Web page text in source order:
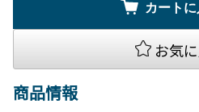
カート
お気
商品情報